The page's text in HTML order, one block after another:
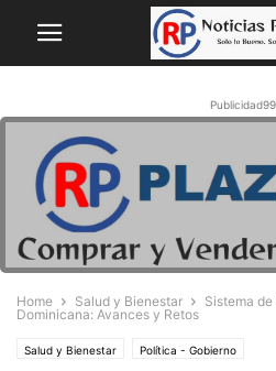
Home Salud y Bienestar
Sistema
Dominicana: Avances y Retos
Salud y Bienestar Política - Gobierno